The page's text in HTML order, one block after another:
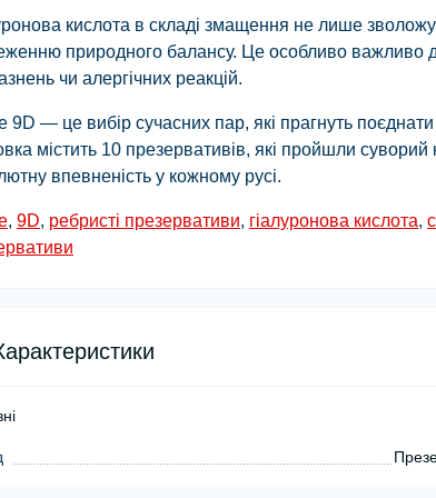
кислота в складі змащення не лише
природного балансу. Це особливо важливо
чи алергічних реакцій.
9D — це вибір сучасних пар, які прагнуть
містить 10 презервативів, які пройшли
впевненість у кожному русі.
, 9D, ребристі презервативи, гіалуронова кислота,